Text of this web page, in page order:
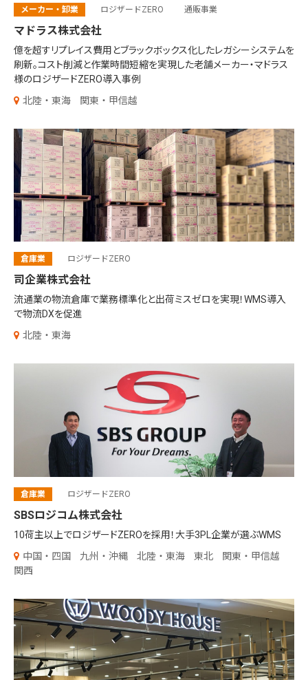
メーカー・卸業 ロジザードZERO 通販事業
マドラス株式会社
億を超すリプレイス費用とブラックボックス化したレガシーシステムを
刷新。コスト削減と作業時間短縮を実現した老舗メーカー・マドラス
様のロジザードZERO導入事例
北陸・東海
関東・甲信越
倉庫業 ロジザードZERO
司企業株式会社
流通業の物流倉庫で業務標準化と出荷ミスゼロを実現！WMS導入
で物流DXを促進
北陸・東海
倉庫業 ロジザードZERO
SBSロジコム株式会社
10荷主以上でロジザードZEROを採用！大手3PL企業が選ぶWMS
中国・四国
九州・沖縄 北陸・東海 東北
関東・甲信越
関西